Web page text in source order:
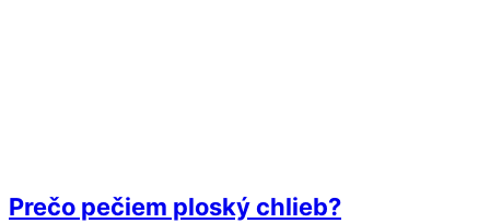
Prečo pečiem ploský chlieb?